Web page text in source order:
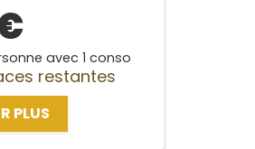
avec 1 conso
restantes
PLUS